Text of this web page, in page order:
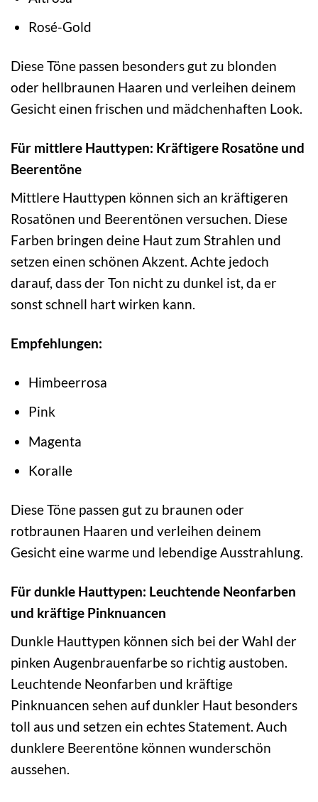
Rosé-Gold
Diese Töne passen besonders gut zu blonden
oder hellbraunen Haaren und verleihen deinem
Gesicht einen frischen und mädchenhaften Look.
Für mittlere Hauttypen: Kräftigere Rosatöne und
Beerentöne
Mittlere Hauttypen können sich an kräftigeren
Rosatönen und Beerentönen versuchen. Diese
Farben bringen deine Haut zum Strahlen und
setzen einen schönen Akzent. Achte jedoch
darauf, dass der Ton nicht zu dunkel ist, da er
sonst schnell hart wirken kann.
Empfehlungen:
Himbeerrosa
Pink
Magenta
Koralle
Diese Töne passen gut zu braunen oder
rotbraunen Haaren und verleihen deinem
Gesicht eine warme und lebendige Ausstrahlung.
Für dunkle Hauttypen: Leuchtende Neonfarben
und kräftige Pinknuancen
Dunkle Hauttypen können sich bei der Wahl der
pinken Augenbrauenfarbe so richtig austoben.
Leuchtende Neonfarben und kräftige
Pinknuancen sehen auf dunkler Haut besonders
toll aus und setzen ein echtes Statement. Auch
dunklere Beerentöne können wunderschön
aussehen.